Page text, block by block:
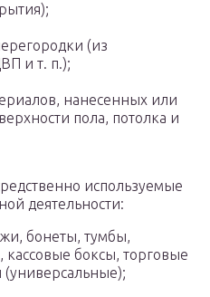
(из
и т. п.);
нанесенных или
пола, потолка и
используемые
деятельности:
бонеты, тумбы,
кассовые боксы, торговые